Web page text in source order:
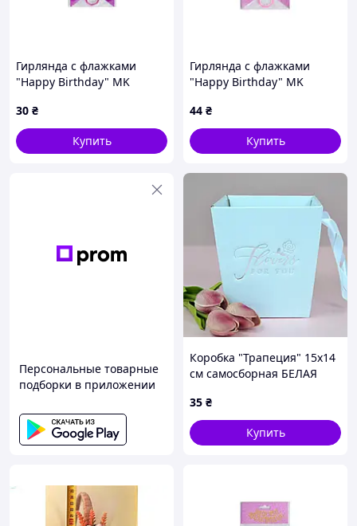
Гирлянда с флажками
"Happy Birthday" MK
30 ₴
Купить
Гирлянда с флажками
"Happy Birthday" MK
44 ₴
Купить
Персональные товарные
подборки в приложении
Коробка "Трапеция" 15х14
см самосборная БЕЛАЯ
35 ₴
Купить